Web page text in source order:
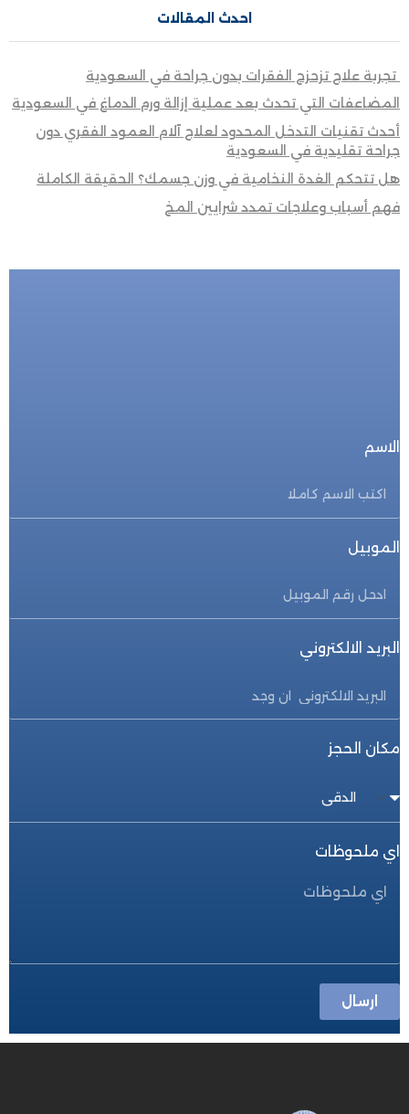
احدث المقالات
تجربة علاج تزحزح الفقرات بدون جراحة في السعودية
المضاعفات التي تحدث بعد عملية إزالة ورم الدماغ في السعودية
أحدث تقنيات التدخل المحدود لعلاج آلام العمود الفقري دون
جراحة تقليدية في السعودية
هل تتحكم الغدة النخامية في وزن جسمك؟ الحقيقة الكاملة
فهم أسباب وعلاجات تمدد شرايين المخ
الاسم
الموبيل
البريد الالكتروني
مكان الحجز
اي ملحوظات
ارسال